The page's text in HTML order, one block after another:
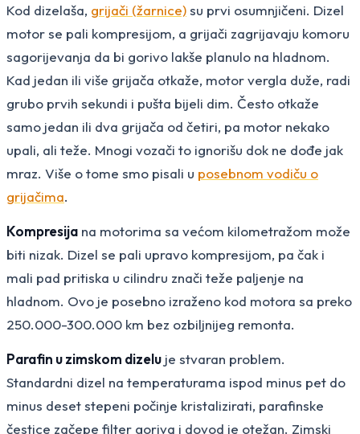
Kod dizelaša, grijači (žarnice)su prvi osumnjičeni. Dizel
motor se pali kompresijom, a grijači zagrijavaju komoru
sagorijevanja da bi gorivo lakše planulo na hladnom.
Kad jedan ili više grijača otkaže, motor vergla duže, radi
grubo prvih sekundi i pušta bijeli dim. Često otkaže
samo jedan ili dva grijača od četiri, pa motor nekako
upali, ali teže. Mnogi vozači to ignorišu dok ne dođe jak
mraz. Više o tome smo pisali u posebnom vodiču o
grijačima.
Kompresija na motorima sa većom kilometražom može
biti nizak. Dizel se pali upravo kompresijom, pa čak i
mali pad pritiska u cilindru znači teže paljenje na
hladnom. Ovo je posebno izraženo kod motora sa preko
250.000-300.000 km bez ozbiljnijeg remonta.
Parafin u zimskom dizelu je stvaran problem.
Standardni dizel na temperaturama ispod minus pet do
minus deset stepeni počinje kristalizirati, parafinske
čestice začepe filter goriva i dovod je otežan. Zimski